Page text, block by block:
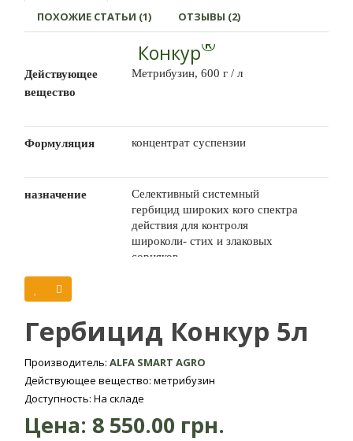
ПОХОЖИЕ СТАТЬИ (1) ОТЗЫВЫ (2)
Конкур®
Действующее
вещество
Метрибузин, 600 г / л
Формуляция концентрат суспензии
назначение
Селективный системный
гербицид широких кого спектра
действия для контроля
широколи- стих и злаковых
сорняков
Культура
Способ применения и нормы
расхода
Гербицид Конкур 5л
Производитель: ALFA SMART AGRO
Действующее вещество: метрибузин
Доступность: На складе
Цена: 8 550.00 грн.